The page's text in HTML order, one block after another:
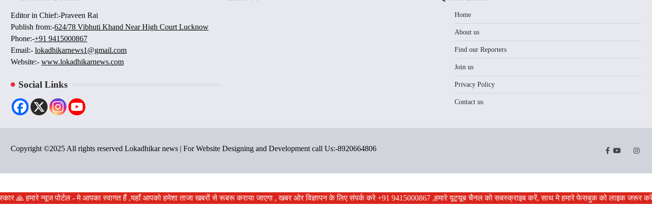
Editor in Chief:-Praveen Rai
Publish from:-624/78 Vibhuti Khand Near High Court Lucknow
Phone:-+91 9415000867
Email:- lokadhikarnews1@gmail.com
Website:- www.lokadhikarnews.com
Social Links
Home
About us
Find our Reporters
Join us
Privacy Policy
Contact us
Copyright ©2025 All rights reserved Lokadhikar news | For Website Designing and Development call Us:-8920664806
Facebook
Youtube
Twitter
🙏 हमारे न्यूज पोर्टल - मे आपका स्वागत हैं ,यहाँ आपको हमेशा ताजा खबरों से रूबरू कराया जाएगा , खबर ओर विज्ञापन के लिए संपर्क करे +91 9415000867 ,हमारे यूट्यूब चैनल को सबस्क्राइब करें, साथ मे हमारे फेसबुक को लाइक जरूर